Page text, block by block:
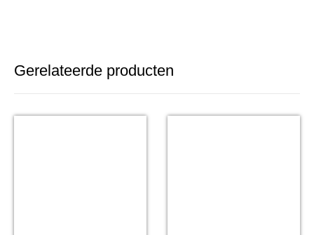
Gerelateerde producten